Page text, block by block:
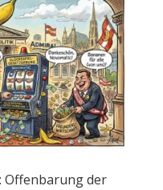
Offenbarung der